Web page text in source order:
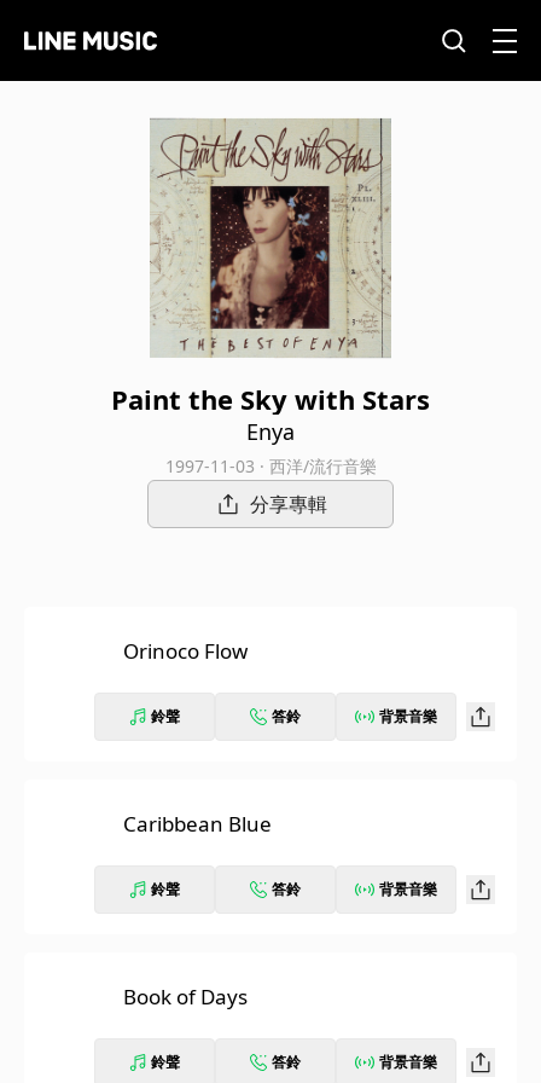
Paint the Sky with Stars
Enya
1997-11-03 · 西洋/流行音樂
分享專輯
Orinoco Flow
鈴聲 答鈴 背景音樂
Caribbean Blue
鈴聲 答鈴 背景音樂
Book of Days
鈴聲 答鈴 背景音樂